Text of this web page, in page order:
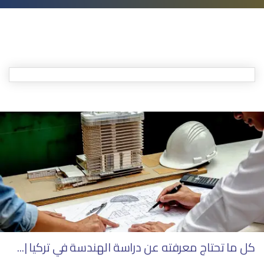
كل ما تحتاج معرفته عن دراسة الهندسة في تركيا |...